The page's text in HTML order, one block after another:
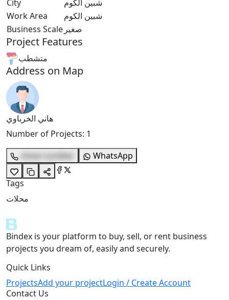
City
شبين الكوم
Work Area
شبين الكوم
Business Scale صغير
Project Features
متشطب
Address on Map
هاني الخرباوي
Number of Projects: 1
show number
WhatsApp
Tags
محلات
Bindex is your platform to buy, sell, or rent business
projects you dream of, easily and securely.
Quick Links
ProjectsAdd your projectLogin / Create Account
Contact Us